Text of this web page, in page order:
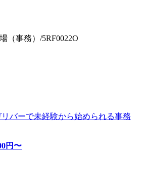
（事務）/5RF0022O
リバーで未経験から始められる事務
円〜